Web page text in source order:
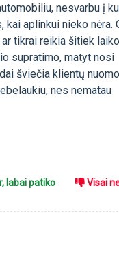
nesvarbu į
kai aplinkui nieko nėra.
tikrai reikia šitiek
supratimo, matyt nosi
šviečia klientų
nes nematau
labai patiko Visai